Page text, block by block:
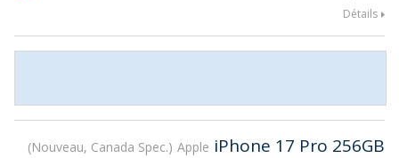
Détails
Nouveau, Canada Spec. Apple iPhone 17 Pro 256GB